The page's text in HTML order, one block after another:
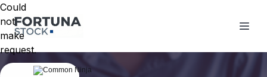
Could
not
make
request.